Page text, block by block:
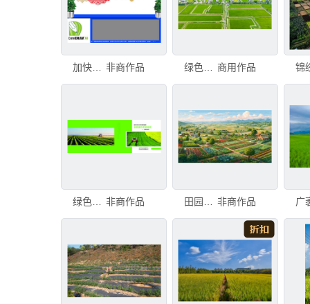
非商作品 绿色稻田航拍景观 商用作品
非商作品 非商作品